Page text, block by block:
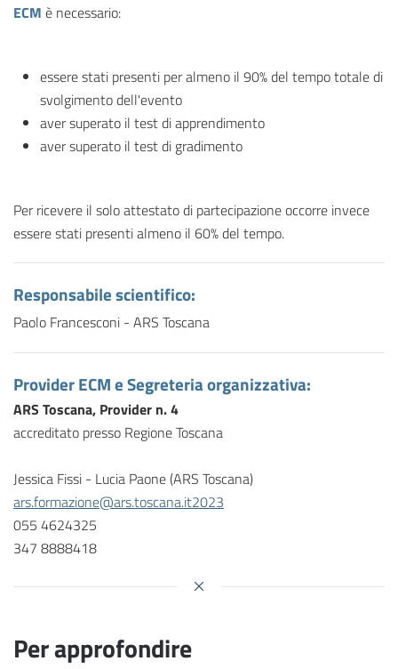
ECM è necessario:
essere stati presenti per almeno il 90% del tempo totale di
svolgimento dell'evento
aver superato il test di apprendimento
aver superato il test di gradimento
Per ricevere il solo attestato di partecipazione occorre invece
essere stati presenti almeno il 60% del tempo.
Responsabile scientifico:
Paolo Francesconi - ARS Toscana
Provider ECM e Segreteria organizzativa:
ARS Toscana, Provider n. 4
accreditato presso Regione Toscana
Jessica Fissi - Lucia Paone (ARS Toscana)
ars.formazione@ars.toscana.it2023
055 4624325
347 8888418
Per approfondire